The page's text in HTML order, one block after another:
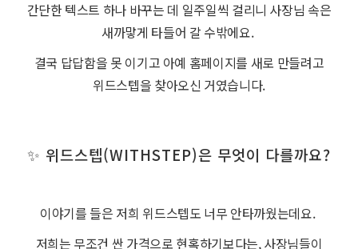
간단한 텍스트 하나 바꾸는 데 일주일씩 걸리니 사장님 속은
새까맣게 타들어 갈 수밖에요.
결국 답답함을 못 이기고 아예 홈페이지를 새로 만들려고
위드스텝을 찾아오신 거였습니다.
✨ 위드스텝(WITHSTEP)은 무엇이 다를까요?
이야기를 들은 저희 위드스텝도 너무 안타까웠는데요.
저희는 무조건 싼 가격으로 현혹하기보다는, 사장님들이